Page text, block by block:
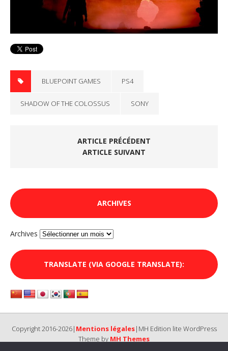
BLUEPOINT GAMES PS4
SHADOW OF THE COLOSSUS SONY
ARTICLE PRÉCÉDENT
ARTICLE SUIVANT
ARCHIVES
Archives
TRANSLATE (VIA GOOGLE TRANSLATE):
Copyright 2016-2026| Mentions légales|MH Edition lite WordPress
Theme by MH Themes